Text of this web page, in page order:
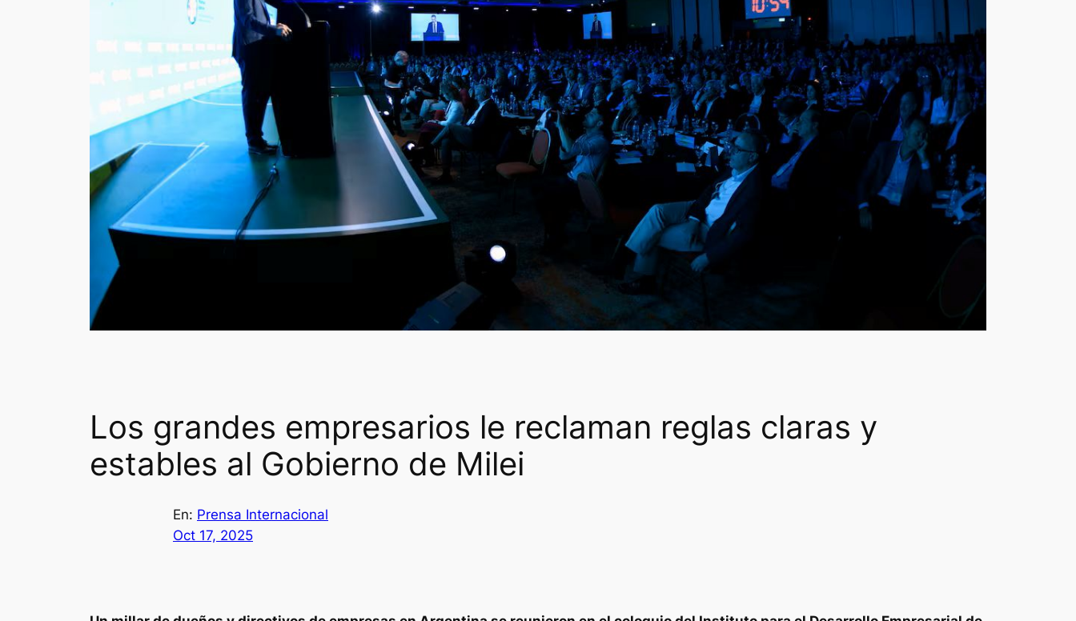
Los grandes empresarios le reclaman reglas claras y
estables al Gobierno de Milei
En: Prensa Internacional
Oct 17, 2025